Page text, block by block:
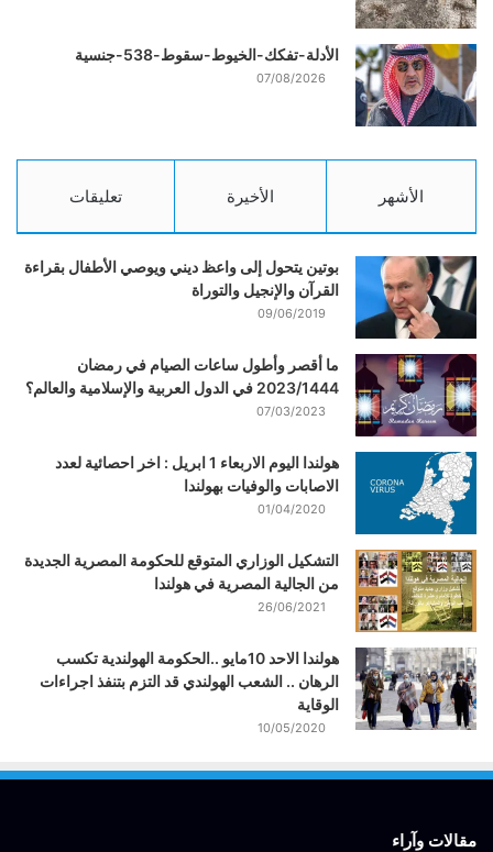
الأدلة-تفكك-الخيوط-سقوط-538-جنسية
07/08/2026
الأشهر الأخيرة تعليقات
بوتين يتحول إلى واعظ ديني ويوصي الأطفال بقراءة
القرآن والإنجيل والتوراة
09/06/2019
ما أقصر وأطول ساعات الصيام في رمضان
2023/1444 في الدول العربية والإسلامية والعالم؟
07/03/2023
هولندا اليوم الاربعاء 1 ابريل : اخر احصائية لعدد
الاصابات والوفيات بهولندا
01/04/2020
التشكيل الوزاري المتوقع للحكومة المصرية الجديدة
من الجالية المصرية في هولندا
26/06/2021
هولندا الاحد 10مايو ..الحكومة الهولندية تكسب
الرهان .. الشعب الهولندي قد التزم بتنفذ اجراءات
الوقاية
10/05/2020
مقالات وآراء